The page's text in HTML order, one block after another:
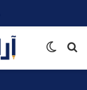
بحث